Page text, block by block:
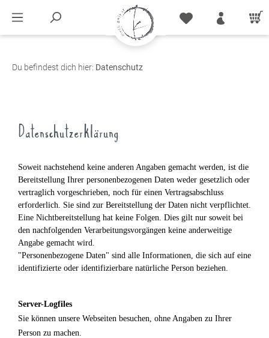
Du befindest dich hier: Datenschutz
Datenschutzerklärung
Soweit nachstehend keine anderen Angaben gemacht werden, ist die
Bereitstellung Ihrer personenbezogenen Daten weder gesetzlich oder
vertraglich vorgeschrieben, noch für einen Vertragsabschluss
erforderlich. Sie sind zur Bereitstellung der Daten nicht verpflichtet.
Eine Nichtbereitstellung hat keine Folgen. Dies gilt nur soweit bei
den nachfolgenden Verarbeitungsvorgängen keine anderweitige
Angabe gemacht wird.
"Personenbezogene Daten" sind alle Informationen, die sich auf eine
identifizierte oder identifizierbare natürliche Person beziehen.
Server-Logfiles
Sie können unsere Webseiten besuchen, ohne Angaben zu Ihrer
Person zu machen.